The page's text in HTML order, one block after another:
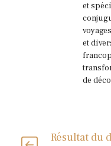
et
et
de
Résultat du